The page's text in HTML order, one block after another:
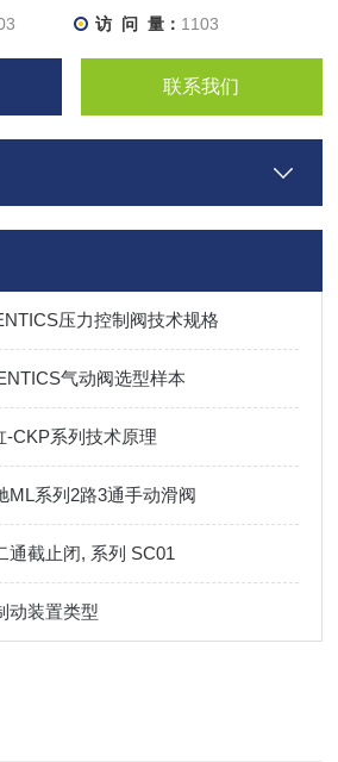
访 问 量： 1103
联系我们
压力控制阀技术规格
气动阀选型样本
-CKP系列技术原理
ML系列2路3通手动滑阀
通截止闭, 系列 SC01
动装置类型